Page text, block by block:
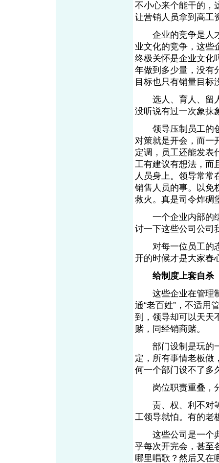
不小心来个能干的，
让营销人员拿到高工
企业的竞争是人才
业文化的竞争，这些
终极关怀是企业文化
年做到多少量，没有
目标也只有销量目标
选人、育人、留人
没听说有过一次象抹
领导压制员工的创
对策就是开会，而一
定调，员工还能发表
工有建议有想法，
人员身上。领导常常
销售人员的事。以免
救火。真是司令炸
一个企业内部的综
讨一下这些公司公司
对每一位员工的态
开的时候才是大家春
给制度上套自杀
这些企业在管理制
通“老百姓”，不适用
到，领导却可以天天
赌，同经销商赌。
部门设制是玩的一
定，所有事情老板
何一个部门设不了多
岗位职责重叠，分
责、权、利不对等
工领导就怕。有的老
这些公司是一个典
乎每次开完会，甚至
哪里唱歌？然后又